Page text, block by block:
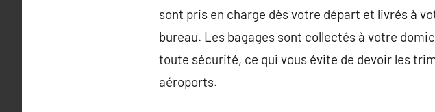
sont pris en charge dès votre départ et livrés à
bureau. Les bagages sont collectés à votre
toute sécurité, ce qui vous évite de devoir les
aéroports.